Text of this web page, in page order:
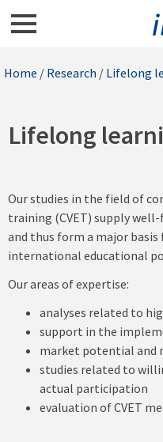
Home / Research / Lifelong
Lifelong
Our studies in the field of
training (CVET) supply
and thus form a major
international educational
Our areas of expertise:
analyses related to
support in the
market potential and
studies related to
actual participation
evaluation of CVET